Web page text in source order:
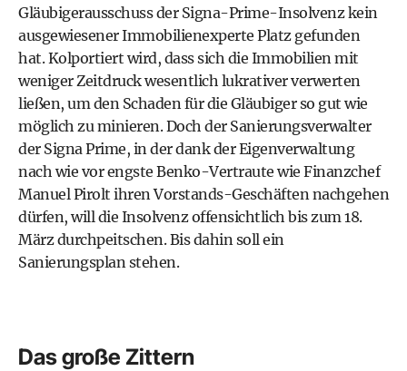
Gläubigerausschuss der Signa-Prime-Insolvenz kein
ausgewiesener Immobilienexperte Platz gefunden
hat. Kolportiert wird, dass sich die Immobilien mit
weniger Zeitdruck wesentlich lukrativer verwerten
ließen, um den Schaden für die Gläubiger so gut wie
möglich zu minieren. Doch der Sanierungsverwalter
der Signa Prime, in der dank der Eigenverwaltung
nach wie vor engste Benko-Vertraute wie Finanzchef
Manuel Pirolt ihren Vorstands-Geschäften nachgehen
dürfen, will die Insolvenz offensichtlich bis zum 18.
März durchpeitschen. Bis dahin soll ein
Sanierungsplan stehen.
Das große Zittern